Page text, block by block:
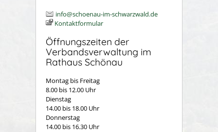
info@schoenau-im-schwarzwald.de
Kontaktformular
Öffnungszeiten der
Verbandsverwaltung im
Rathaus Schönau
Montag bis Freitag
8.00 bis 12.00 Uhr
Dienstag
14.00 bis 18.00 Uhr
Donnerstag
14.00 bis 16.30 Uhr